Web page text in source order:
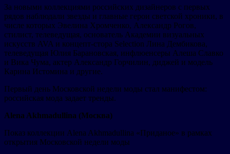
За новыми коллекциями российских дизайнеров с первых
рядов наблюдали звезды и главные герои светской хроники, в
числе которых Эвелина Хромченко, Александр Рогов,
стилист, телеведущая, основатель Академии визуальных
искусств AVA и концепт-стора Selection Лина Дембикова,
телеведущая Юлия Барановская, инфлюенсеры Алеша Славко
и Вика Чума, актер Александр Горчилин, диджей и модель
Карина Истомина и другие.
Первый день Московской недели моды стал манифестом:
российская мода задает тренды.
Alena Akhmadullina (Москва)
Показ коллекции Alena Akhmadullina «Приданое» в рамках
открытия Московской недели моды